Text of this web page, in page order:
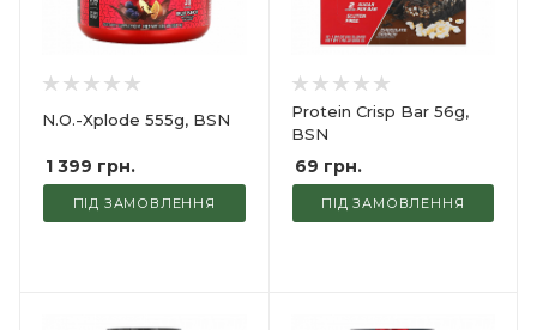
N.O.-Xplode 555g, BSN
1 399 грн.
ПІД ЗАМОВЛЕННЯ
Protein Crisp Bar 56g,
BSN
69 грн.
ПІД ЗАМОВЛЕННЯ